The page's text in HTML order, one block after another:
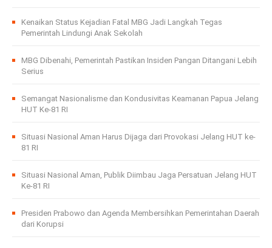
Kenaikan Status Kejadian Fatal MBG Jadi Langkah Tegas
Pemerintah Lindungi Anak Sekolah
MBG Dibenahi, Pemerintah Pastikan Insiden Pangan Ditangani Lebih
Serius
Semangat Nasionalisme dan Kondusivitas Keamanan Papua Jelang
HUT Ke-81 RI
Situasi Nasional Aman Harus Dijaga dari Provokasi Jelang HUT ke-
81 RI
Situasi Nasional Aman, Publik Diimbau Jaga Persatuan Jelang HUT
Ke-81 RI
Presiden Prabowo dan Agenda Membersihkan Pemerintahan Daerah
dari Korupsi